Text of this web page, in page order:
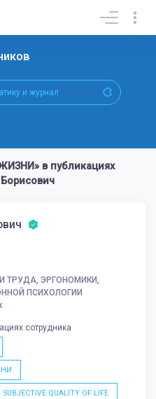
в публикациях
ТРУДА, ЭРГОНОМИКИ,
ПСИХОЛОГИИ
сотрудника
SUBJECTIVE QUALITY OF LIFE